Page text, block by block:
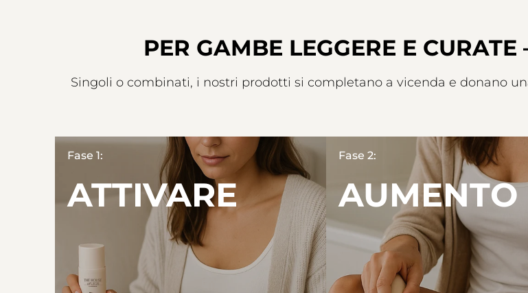
PER GAMBE LEGGERE E
Singoli o combinati, i nostri prodotti si completano a vicenda e donano
Fase 1:
ATTIVARE
Fase 2:
AUMENTO